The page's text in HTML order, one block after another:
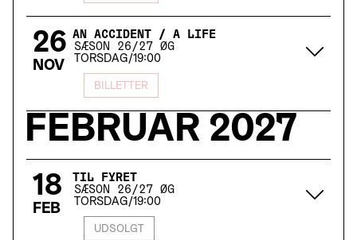
26
NOV
AN ACCIDENT / A LIFE
SÆSON 26/27 ØG
TORSDAG/19:00
BILLETTER
FEBRUAR 2027
18
FEB
TIL FYRET
SÆSON 26/27 ØG
TORSDAG/19:00
UDSOLGT